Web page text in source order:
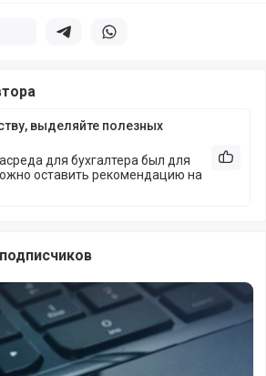
Поделиться в телеграм
Поделиться в whatsapp
выделяйте полезных
для бухгалтера был для
оставить рекомендацию на